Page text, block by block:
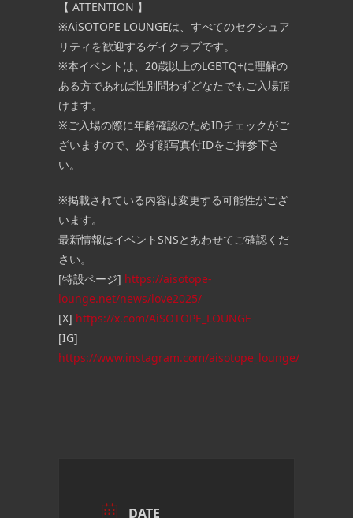
【 ATTENTION 】
※AiSOTOPE LOUNGEは、すべてのセクシュア
リティを歓迎するゲイクラブです。
※本イベントは、20歳以上のLGBTQ+に理解の
ある方であれば性別問わずどなたでもご入場頂
けます。
※ご入場の際に年齢確認のためIDチェックがご
ざいますので、必ず顔写真付IDをご持参下さ
い。
※掲載されている内容は変更する可能性がござ
います。
最新情報はイベントSNSとあわせてご確認くだ
さい。
[特設ページ] https://aisotope-
lounge.net/news/love2025/
[X] https://x.com/AiSOTOPE_LOUNGE
[IG]
https://www.instagram.com/aisotope_lounge/
DATE